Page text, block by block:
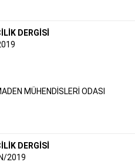
DERGİSİ
MÜHENDİSLERİ ODASI
DERGİSİ
2019